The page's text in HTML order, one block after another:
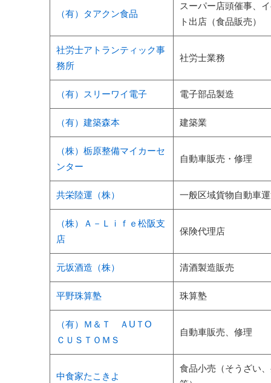
（有）タアクン食品
スーパー店頭催事、
ト出店（食品販売）
社労士アトランティック事
務所
社労士業務
（有）スリーワイ電子 電子部品製造
（有）建築森本 建築業
（株）栃原整備マイカーセ
ンター
自動車販売・修理
共栄陸運（株） 一般区域貨物自動車
（株）Ａ－Ｌｉｆｅ松阪支
店
保険代理店
元坂酒造（株） 清酒製造販売
平野珠算塾 珠算塾
（有）Ｍ＆Ｔ ＡUＴO
ＣＵＳＴＯＭＳ
自動車販売、修理
中食家たこきよ
食品小売（そうざい